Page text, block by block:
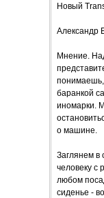
Новый
Александр
Мнение.
понимаешь,
баранкой
иномарки.
о машине.
Заглянем в
человеку с
любом
сиденье -